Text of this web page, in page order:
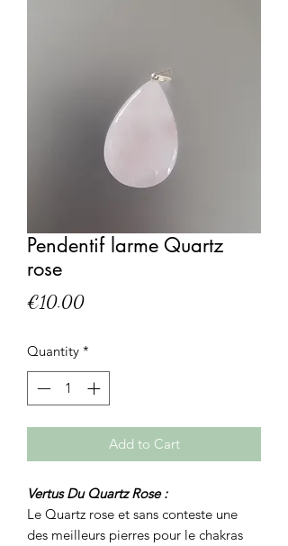
Pendentif larme Quartz
rose
€10.00Price
Quantity *
Add to Cart
Vertus Du Quartz Rose :
Le Quartz rose et sans conteste une
des meilleurs pierres pour le chakras